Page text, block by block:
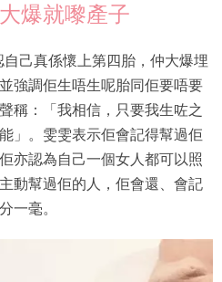
爆就嚟產子
己真係懷上第四胎，仲大爆埋
強調佢生唔生呢胎同佢要唔要
稱：「我相信，只要我生咗之
」。雯雯表示佢會記得幫過佢
亦認為自己一個女人都可以照
動幫過佢的人，佢會還、會記
一毫。